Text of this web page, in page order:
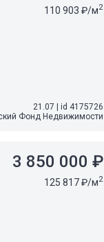
110 903 ₽/м2
21.07
id 4175726
Фонд Недвижимости
3 850 000 ₽
125 817 ₽/м2